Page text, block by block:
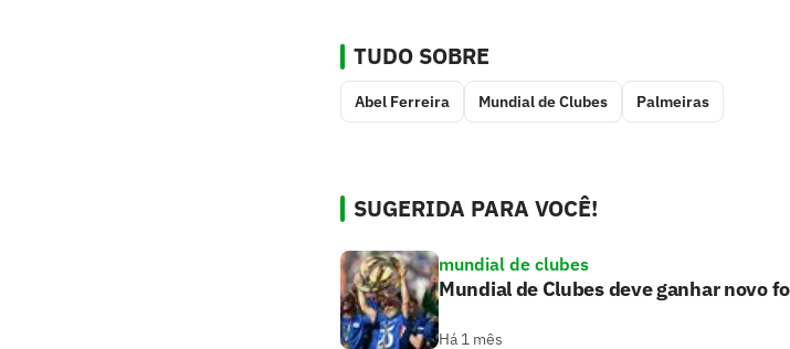
TUDO SOBRE
Abel Ferreira Mundial de Clubes Palmeiras
SUGERIDA PARA VOCÊ!
mundial de clubes
Mundial de Clubes deve ganhar novo
Há 1 mês